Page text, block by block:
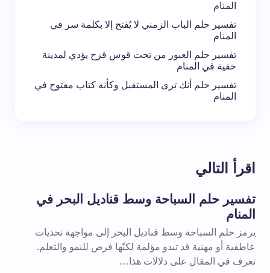
المنام
تفسير حلم الباب الزمني لا يُفتح إلا بكلمة سر في
المنام
تفسير حلم العبور من تحت قوس قزح يؤدي لمدينة
خفية في المنام
تفسير حلم أنك ترى المستقبل وكأنه كتاب مفتوح في
المنام
اقرأ التالي
تفسير حلم السباحة وسط قناديل البحر في
المنام
يرمز حلم السباحة وسط قناديل البحر إلى مواجهة تحديات
عاطفية أو مهنية قد تبدو مؤلمة لكنّها فرص للنمو والتعلم.
تعرف في المقال على دلالات هذا…